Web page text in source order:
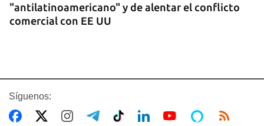
"antilatinoamericano" y de alentar el conflicto
comercial con EE UU
Síguenos: